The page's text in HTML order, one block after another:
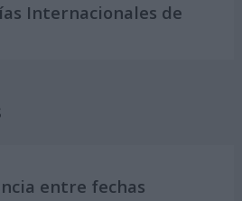
Internacionales de
entre fechas